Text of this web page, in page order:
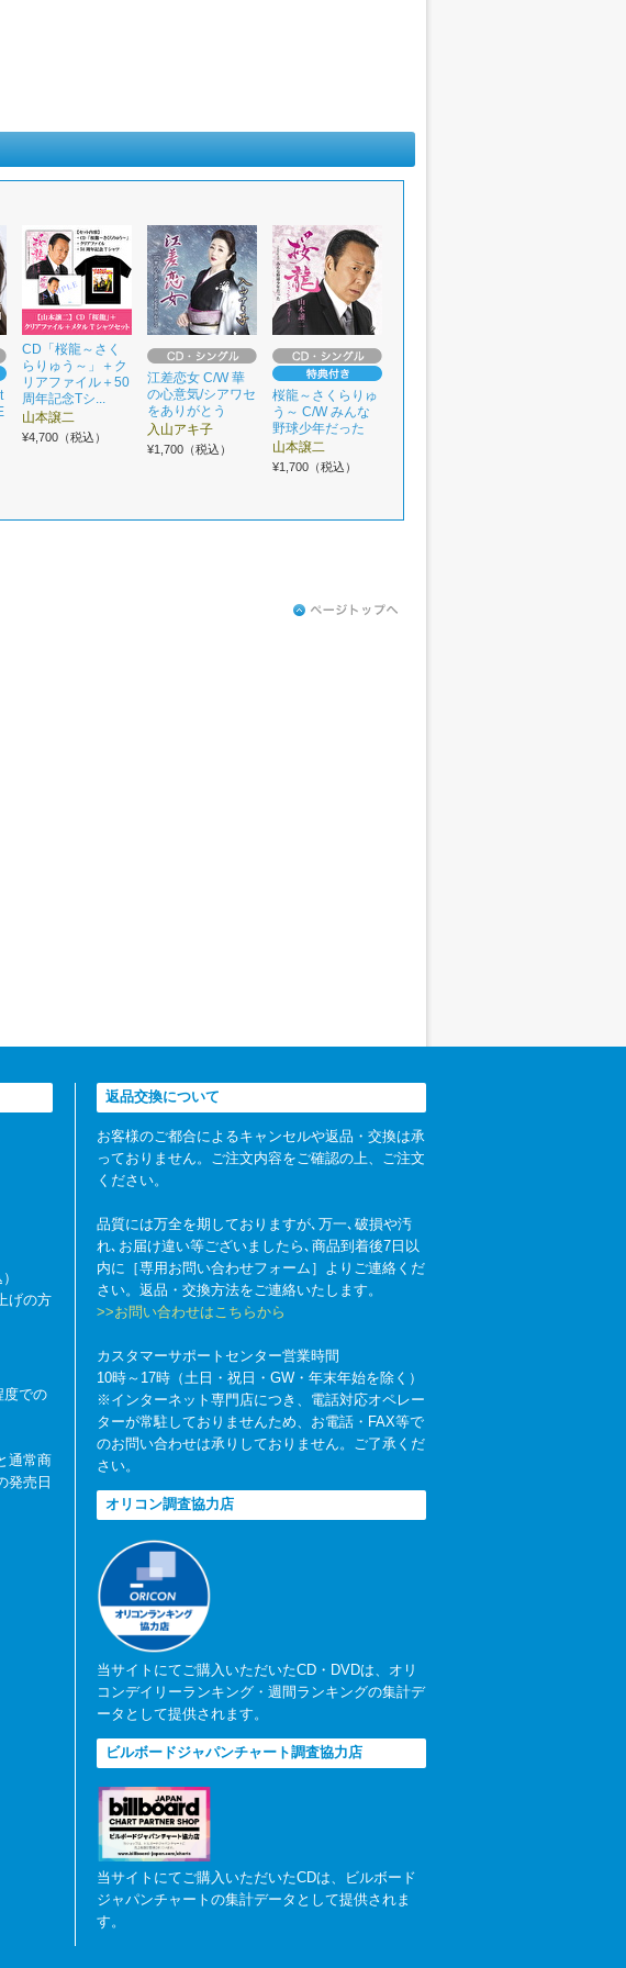
CD「桜龍～さく
らりゅう～」＋ク
リアファイル＋50
周年記念Tシ...
山本譲二
¥4,700（税込）
江差恋女 C/W 華
の心意気/シアワセ
をありがとう
入山アキ子
¥1,700（税込）
桜龍～さくらりゅ
う～ C/W みんな
野球少年だった
山本譲二
¥1,700（税込）
げの方
での
通常商
発売日
返品交換について
お客様のご都合によるキャンセルや返品・交換は承
っておりません。ご注文内容をご確認の上、ご注文
ください。
品質には万全を期しておりますが､万一､破損や汚
れ､お届け違い等ございましたら､商品到着後7日以
内に［専用お問い合わせフォーム］よりご連絡くだ
さい。返品・交換方法をご連絡いたします。
>>お問い合わせはこちらから
カスタマーサポートセンター営業時間
10時～17時（土日・祝日・GW・年末年始を除く）
※インターネット専門店につき、電話対応オペレー
ターが常駐しておりませんため、お電話・FAX等で
のお問い合わせは承りしておりません。ご了承くだ
さい。
オリコン調査協力店
当サイトにてご購入いただいたCD・DVDは、オリ
コンデイリーランキング・週間ランキングの集計デ
ータとして提供されます。
ビルボードジャパンチャート調査協力店
当サイトにてご購入いただいたCDは、ビルボード
ジャパンチャートの集計データとして提供されま
す。